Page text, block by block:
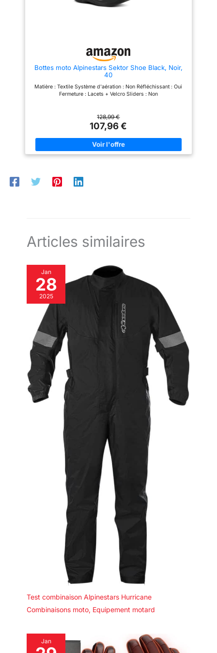
pour une fermeture facile
Semelle repensée :
semelle entièrement
repensée avec sculpture
exclusive pour améliorer
les performances du
repose-pied, l'adhérence
boue et de l'eau.
Bottes moto Alpinestars Sektor Shoe Black, Noir,
40
Matière : Textile Système d'aération : Non Réfléchissant : Oui
Fermeture : Lacets + Velcro Sliders : Non
128,99 €
107,96 €
Articles similaires
Jan
28
2025
Test combinaison Alpinestars Hurricane
Combinaisons moto, Equipement motard
Jan